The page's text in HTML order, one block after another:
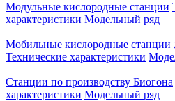
Модульные кислородные станции
характеристики Модельный ряд
Мобильные кислородные станции
Технические характеристики
Станции по производству Биогона
характеристики Модельный ряд